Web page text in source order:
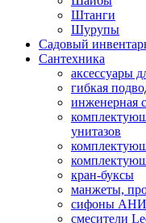
Штанги
Шурупы
Садовый
Сантехника
аксессуары
гибкая
инженерная
унитазов
кран-буксы
манжеты,
сифоны АНИ
смесители